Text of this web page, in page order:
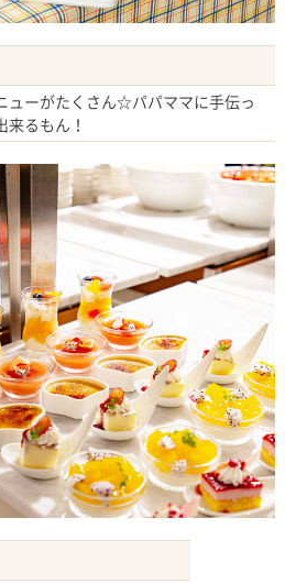
ューがたくさん☆パパママに手伝っ
るもん！